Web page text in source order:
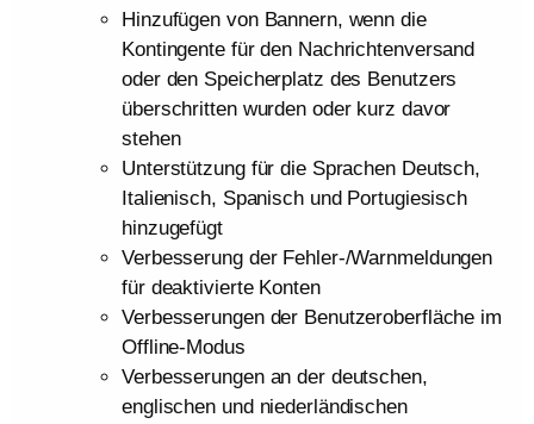
Hinzufügen von Bannern, wenn die
Kontingente für den Nachrichtenversand
oder den Speicherplatz des Benutzers
überschritten wurden oder kurz davor
stehen
Unterstützung für die Sprachen Deutsch,
Italienisch, Spanisch und Portugiesisch
hinzugefügt
Verbesserung der Fehler-/Warnmeldungen
für deaktivierte Konten
Verbesserungen der Benutzeroberfläche im
Offline-Modus
Verbesserungen an der deutschen,
englischen und niederländischen